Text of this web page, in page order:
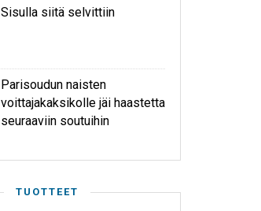
Sisulla siitä selvittiin
Parisoudun naisten
voittajakaksikolle jäi haastetta
seuraaviin soutuihin
TUOTTEET